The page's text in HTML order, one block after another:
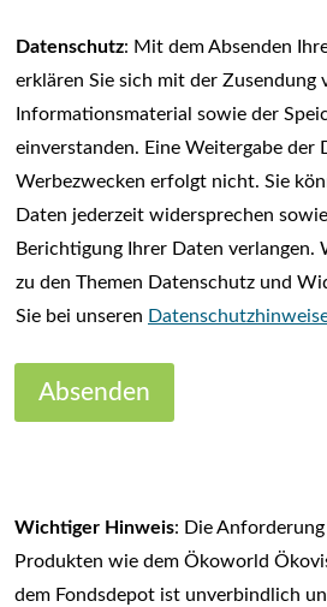
Datenschutz: Mit dem Absenden
erklären Sie sich mit der Zusendung
Informationsmaterial sowie der
einverstanden. Eine Weitergabe der
Werbezwecken erfolgt nicht. Sie
Daten jederzeit widersprechen
Berichtigung Ihrer Daten verlangen.
zu den Themen Datenschutz und
Sie bei unseren
Absenden
Wichtiger Hinweis: Die
Produkten wie dem Ökoworld
dem Fondsdepot ist unverbindlich